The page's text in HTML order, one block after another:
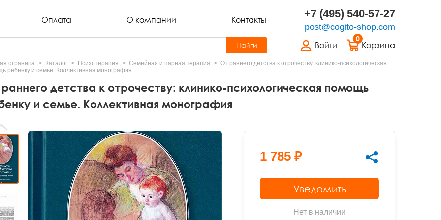
Оплата О компании Контакты +7 (495) 540-57-27
post@cogito-shop.com
Войти
0
Корзина
Найти
страница Каталог Психотерапия Семейная и парная терапия
От раннего детства к отрочеству: клинико-психологическая
ребенку и семье. Коллективная монография
детства к отрочеству: клинико-психологическая помощь
и семье. Коллективная монография
1 785 ₽
Уведомить
Нет в наличии